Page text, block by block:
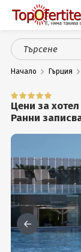
Оферти
СПА
Планина
Чужбина
Празници
Турция
Гърция
Начало Гърция
Цени за
Ранни